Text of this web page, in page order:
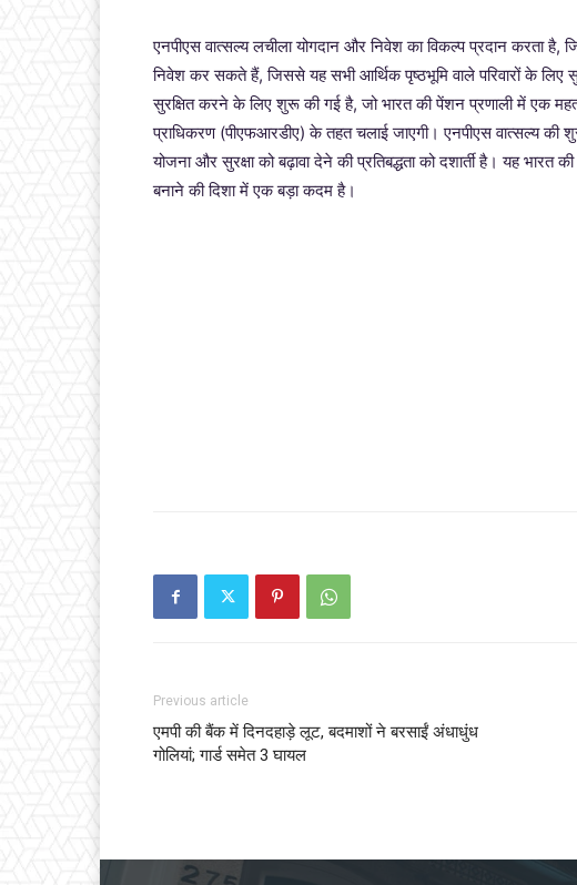
एनपीएस वात्सल्य लचीला योगदान और निवेश का विकल्प प्रदान करता है,
निवेश कर सकते हैं, जिससे यह सभी आर्थिक पृष्ठभूमि वाले परिवारों के लिए
सुरक्षित करने के लिए शुरू की गई है, जो भारत की पेंशन प्रणाली में एक
प्राधिकरण (पीएफआरडीए) के तहत चलाई जाएगी। एनपीएस वात्सल्य की
योजना और सुरक्षा को बढ़ावा देने की प्रतिबद्धता को दशार्ती है। यह
बनाने की दिशा में एक बड़ा कदम है।
Previous article
एमपी की बैंक में दिनदहाड़े लूट, बदमाशों ने बरसाईं अंधाधुंध
गोलियां; गार्ड समेत 3 घायल